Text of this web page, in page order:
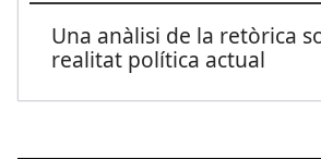
Una anàlisi de la retòrica
realitat política actual